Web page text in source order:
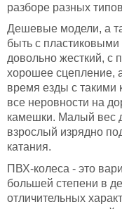
разборе разных
Дешевые модели, а
быть с
довольно жесткий, с
хорошее сцепление,
время езды с такими
все неровности на
камешки. Малый вес
взрослый изрядно
катания.
ПВХ-колеса - это
большей степени в
отличительных